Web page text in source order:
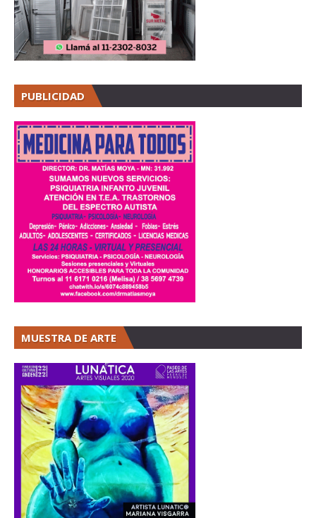
PUBLICIDAD
MUESTRA DE ARTE